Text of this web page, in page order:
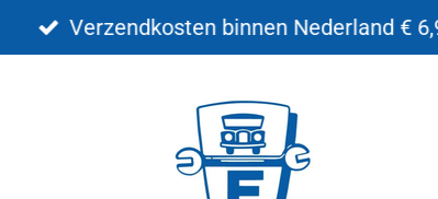
Verzendkosten binnen Nederland €